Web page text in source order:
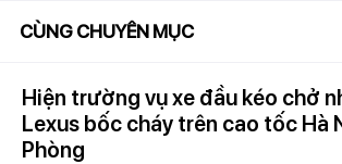
CÙNG CHUYÊN MỤC
Hiện trường vụ xe đầu kéo chở
Lexus bốc cháy trên cao tốc Hà
Phòng